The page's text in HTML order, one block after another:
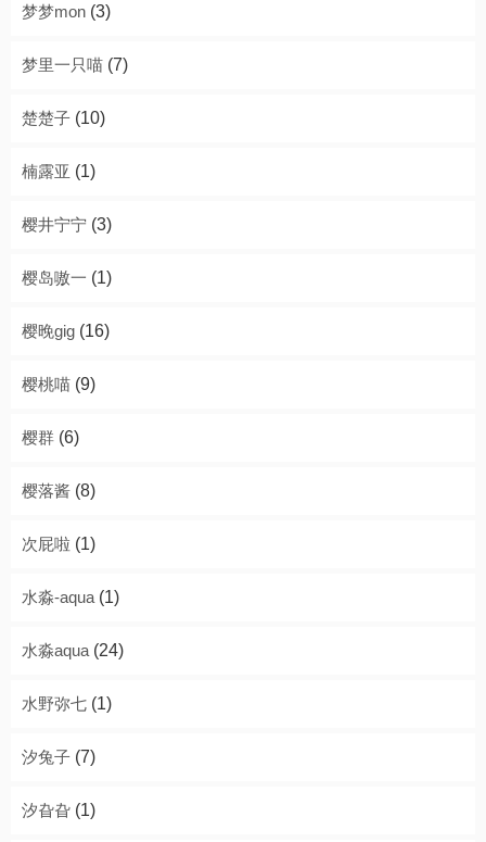
梦梦mon (3)
梦里一只喵 (7)
楚楚子 (10)
楠露亚 (1)
樱井宁宁 (3)
樱岛嗷一 (1)
樱晚gig (16)
樱桃喵 (9)
樱群 (6)
樱落酱 (8)
次屁啦 (1)
水淼-aqua (1)
水淼aqua (24)
水野弥七 (1)
汐兔子 (7)
汐旮旮 (1)